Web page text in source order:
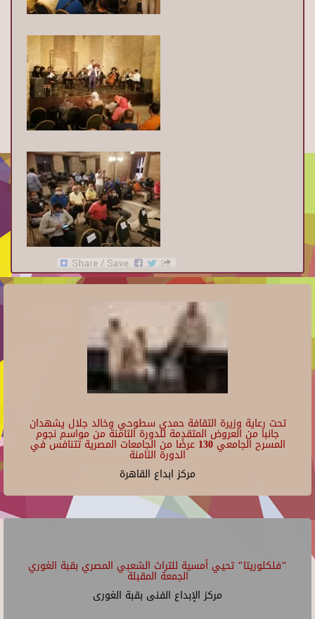
تحت رعاية وزيرة الثقافة حمدي سطوحي وخالد جلال يشهدان
جانبا من العروض المتقدمة للدورة الثامنة من مواسم نجوم
المسرح الجامعي 130 عرضًا من الجامعات المصرية تتنافس في
الدورة الثامنة
مركز ابداع القاهرة
"فلكلوريتا" تحيي أمسية للتراث الشعبي المصري بقبة الغوري
الجمعة المقبلة
مركز الإبداع الفنى بقبة الغورى